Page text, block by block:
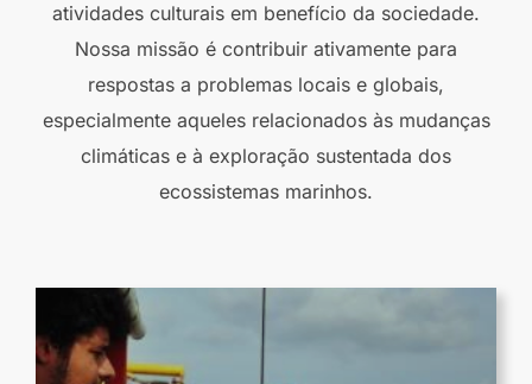
atividades culturais em benefício da sociedade.
Nossa missão é contribuir ativamente para
respostas a problemas locais e globais,
especialmente aqueles relacionados às mudanças
climáticas e à exploração sustentada dos
ecossistemas marinhos.